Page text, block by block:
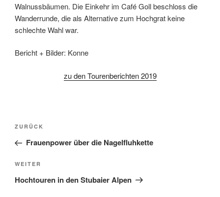
Walnussbäumen. Die Einkehr im Café Goll beschloss die
Wanderrunde, die als Alternative zum Hochgrat keine
schlechte Wahl war.
Bericht + Bilder: Konne
zu den Tourenberichten 2019
Beitragsnavigation
Vorheriger
Beitrag
ZURÜCK
Frauenpower über die Nagelfluhkette
Nächster
Beitrag
WEITER
Hochtouren in den Stubaier Alpen